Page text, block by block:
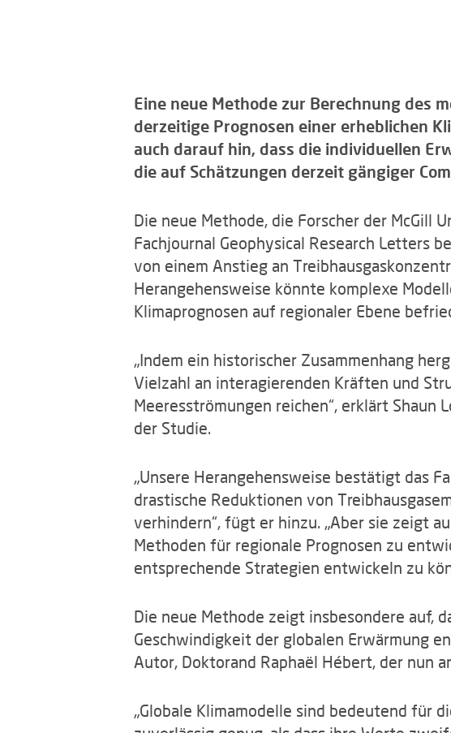
Eine neue Methode zur Berechnung des
derzeitige Prognosen einer erheblichen
auch darauf hin, dass die individuellen
die auf Schätzungen derzeit gängiger
Die neue Methode, die Forscher der McGill
Fachjournal Geophysical Research Letters
von einem Anstieg an
Herangehensweise könnte komplexe
Klimaprognosen auf regionaler Ebene
„Indem ein historischer Zusammenhang
Vielzahl an interagierenden Kräften und
Meeresströmungen reichen“, erklärt
der Studie.
„Unsere Herangehensweise bestätigt das
drastische Reduktionen von
verhindern“, fügt er hinzu. „Aber sie zeigt
Methoden für regionale Prognosen zu
entsprechende Strategien entwickeln zu
Die neue Methode zeigt insbesondere auf,
Geschwindigkeit der globalen Erwärmung
Autor, Doktorand Raphaël Hébert, der nun
„Globale Klimamodelle sind bedeutend für